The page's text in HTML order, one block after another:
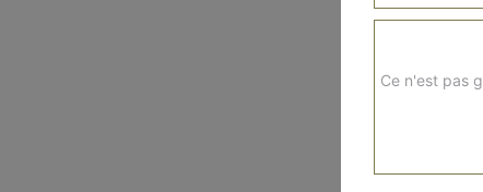
Ce n'est pas